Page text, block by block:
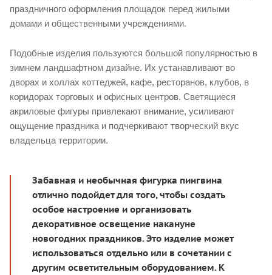
праздничного оформления площадок перед жилыми
домами и общественными учреждениями.
Подобные изделия пользуются большой популярностью в
зимнем ландшафтном дизайне. Их устанавливают во
дворах и холлах коттеджей, кафе, ресторанов, клубов, в
коридорах торговых и офисных центров. Светящиеся
акриловые фигуры привлекают внимание, усиливают
ощущение праздника и подчеркивают творческий вкус
владельца территории.
Забавная и необычная фигурка пингвина
отлично подойдет для того, чтобы создать
особое настроение и организовать
декоративное освещение накануне
новогодних праздников. Это изделие может
использоваться отдельно или в сочетании с
другим осветительным оборудованием. К